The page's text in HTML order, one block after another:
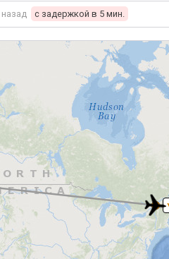
назад c задержкой в 5 мин.